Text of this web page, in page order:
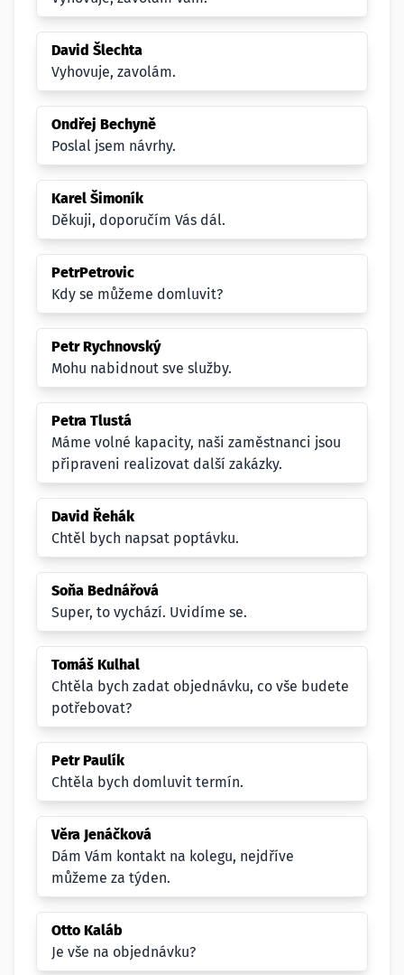
David Šlechta
Vyhovuje, zavolám.
Ondřej Bechyně
Poslal jsem návrhy.
Karel Šimoník
Děkuji, doporučím Vás dál.
PetrPetrovic
Kdy se můžeme domluvit?
Petr Rychnovský
Mohu nabidnout sve služby.
Petra Tlustá
Máme volné kapacity, naši zaměstnanci jsou
připraveni realizovat další zakázky.
David Řehák
Chtěl bych napsat poptávku.
Soňa Bednářová
Super, to vychází. Uvidíme se.
Tomáš Kulhal
Chtěla bych zadat objednávku, co vše budete
potřebovat?
Petr Paulík
Chtěla bych domluvit termín.
Věra Jenáčková
Dám Vám kontakt na kolegu, nejdříve
můžeme za týden.
Otto Kaláb
Je vše na objednávku?